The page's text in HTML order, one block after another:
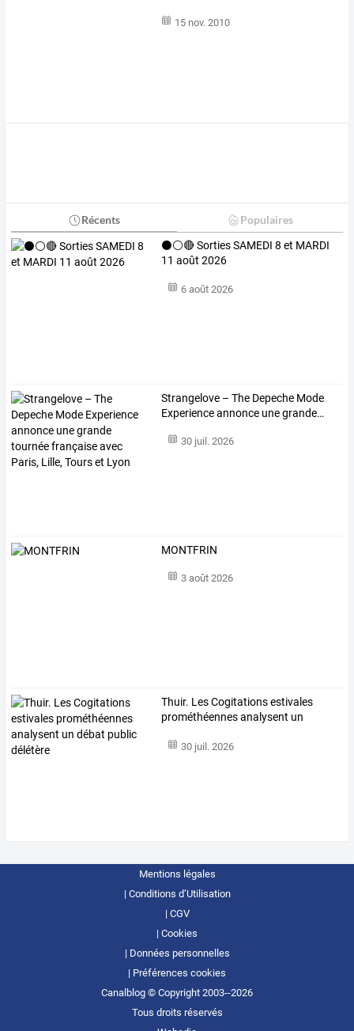
15 nov. 2010
Récents Populaires
⚫⚪🔴 Sorties SAMEDI 8 et MARDI
11 août 2026
6 août 2026
Strangelove – The Depeche Mode
Experienceannonce unegrande…
30 juil. 2026
MONTFRIN
3 août 2026
Thuir. LesCogitationsestivales
prométhéennesanalysent un
30 juil. 2026
Mentions légales
Conditions d’Utilisation
CGV
Cookies
Données personnelles
Préférences cookies
Canalblog © Copyright 2003--2026
Tous droits réservés